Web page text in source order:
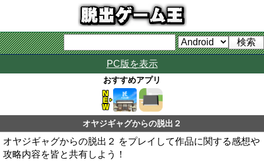
PC版を表示
おすすめアプリ
オヤジギャグからの脱出２
オヤジギャグからの脱出２ をプレイして作品に関する感想や
攻略内容を皆と共有しよう！